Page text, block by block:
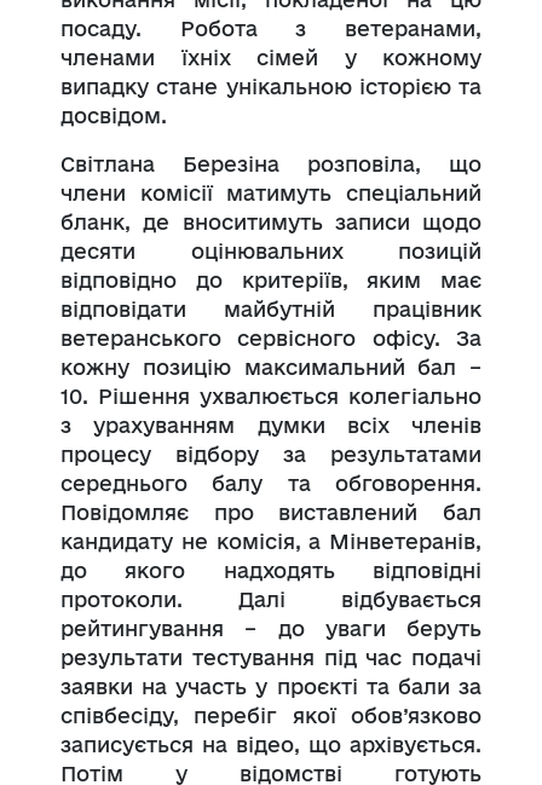
посаду. Робота з ветеранами,
членами їхніх сімей у кожному
випадку стане унікальною історією та
досвідом.
Світлана Березіна розповіла, що
члени комісії матимуть спеціальний
бланк, де вноситимуть записи щодо
десяти оцінювальних позицій
відповідно до критеріїв, яким має
відповідати майбутній працівник
ветеранського сервісного офісу. За
кожну позицію максимальний бал –
10. Рішення ухвалюється колегіально
з урахуванням думки всіх членів
процесу відбору за результатами
середнього балу та обговорення.
Повідомляє про виставлений бал
кандидату не комісія, а Мінветеранів,
до якого надходять відповідні
протоколи. Далі відбувається
рейтингування – до уваги беруть
результати тестування під час подачі
заявки на участь у проєкті та бали за
співбесіду, перебіг якої обов’язково
записується на відео, що архівується.
Потім у відомстві готують